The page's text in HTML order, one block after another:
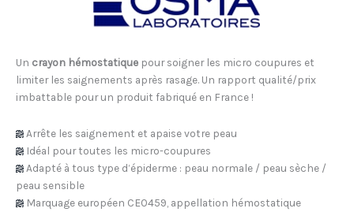
Un crayon hémostatique pour soigner les micro coupures et
limiter les saignements après rasage. Un rapport qualité/prix
imbattable pour un produit fabriqué en France !
Arrête les saignement et apaise votre peau
Idéal pour toutes les micro-coupures
Adapté à tous type d’épiderme : peau normale / peau sèche /
peau sensible
Marquage européen CE0459, appellation hémostatique